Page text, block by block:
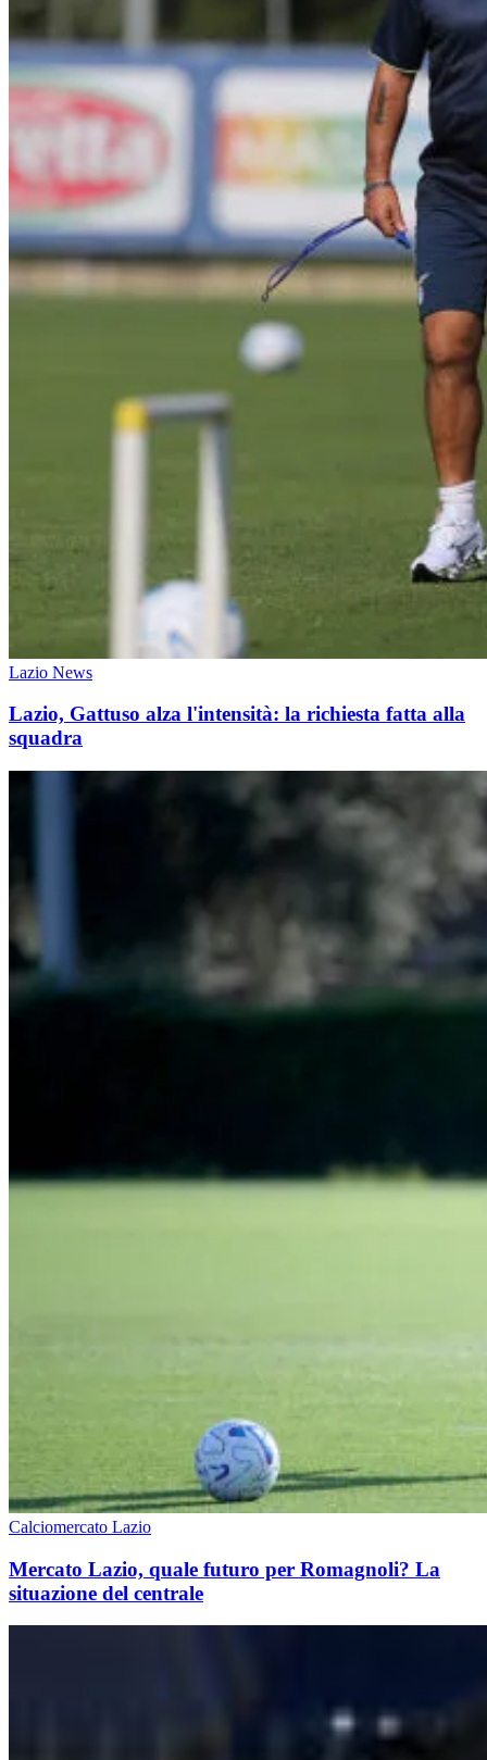
Lazio News
Lazio, Gattuso alza l'intensità: la richiesta fatta alla
squadra
Calciomercato Lazio
Mercato Lazio, quale futuro per Romagnoli? La
situazione del centrale